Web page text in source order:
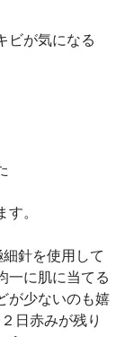
ビが気になる
。
針を使用して
一に肌に当てる
が少ないのも嬉
日赤みが残り